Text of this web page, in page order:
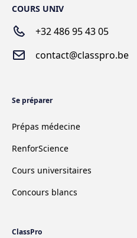
COURS UNIV
+32 486 95 43 05
contact@classpro.be
Se préparer
Prépas médecine
RenforScience
Cours universitaires
Concours blancs
ClassPro